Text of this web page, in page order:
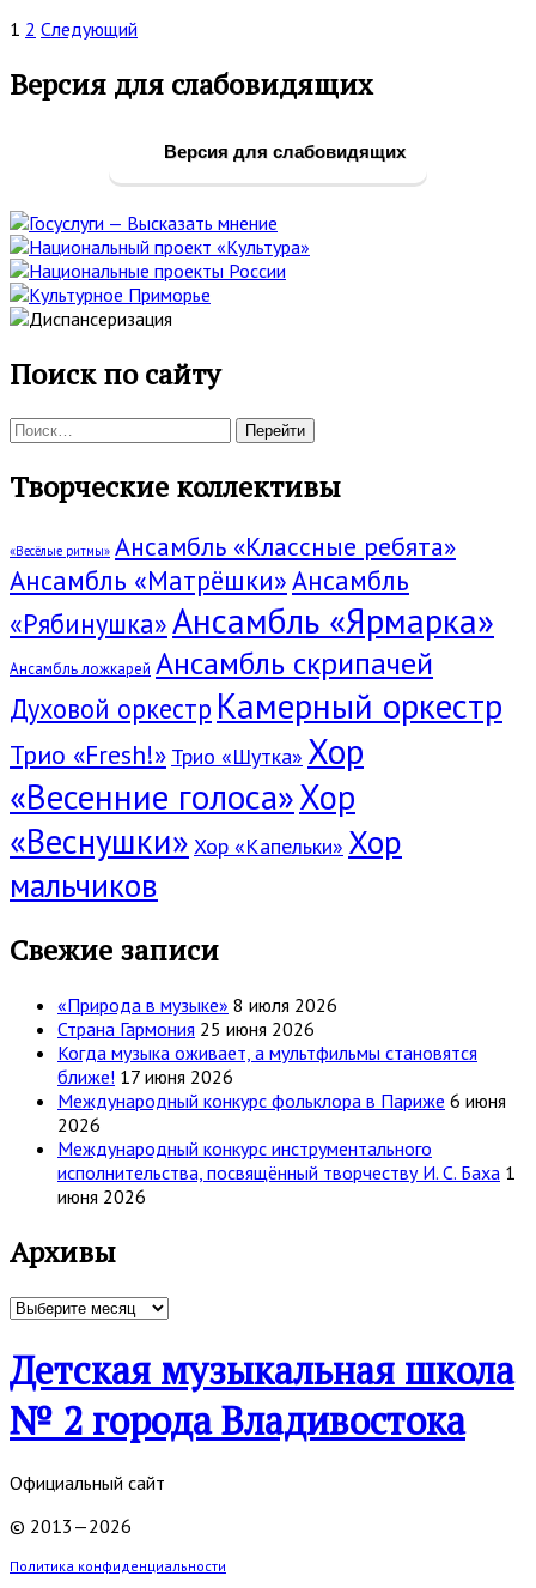
Пагинация
записей
1 2 Следующий
Основная
Версия для слабовидящих
Версия для слабовидящих
Поиск по сайту
Поиск:
Творческие коллективы
«Весёлые ритмы» Ансамбль «Классные ребята»
Ансамбль «Матрёшки»Ансамбль
«Рябинушка»Ансамбль «Ярмарка»
Ансамбль ложкарей Ансамбль скрипачей
Духовой оркестр Камерный оркестр
Трио «Fresh!» Трио «Шутка» Хор
«Весенние голоса»Хор
«Веснушки» Хор «Капельки» Хор
мальчиков
Свежие записи
«Природа в музыке» 8 июля 2026
Страна Гармония 25 июня 2026
Когда музыка оживает, а мультфильмы становятся
ближе! 17 июня 2026
Международный конкурс фольклора в Париже 6 июня
2026
Международный конкурс инструментального
исполнительства, посвящённый творчеству И. С. Баха 1
июня 2026
Архивы
Архивы
Детская музыкальная школа
№ 2 города Владивостока
Официальный сайт
© 2013—2026
Политика конфиденциальности